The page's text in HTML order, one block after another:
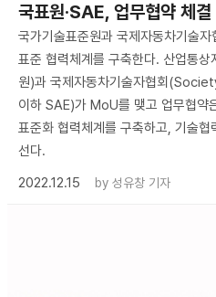
국표원·SAE, 업무협약 체결
국가기술표준원과 국제자동차기술
표준 협력체계를 구축한다. 산업통
원)과 국제자동차기술자협회
이하 SAE)가 MoU를 맺고 업무협약
표준화 협력체계를 구축하고, 기술
선다.
2022.12.15
by 성유창 기자